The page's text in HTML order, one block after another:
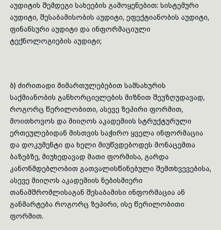
აუდიტის შემდეგი სახეების გამოყენებით: სისტემური
აუდიტი, შესაბამისობის აუდიტი, ეფექტიანობის აუდიტი,
ფინანსური აუდიტი და ინფორმაციული
ტექნოლოგიების აუდიტი;
ბ) ძირითადი მიმართულებებით სამსახურის
საქმიანობის განხორციელების მიზნით შეუზღუდავად,
როგორც წერილობითი, ასევე ზეპირი ფორმით,
მოითხოვოს და მიიღოს აკადემიის სტრუქტურული
ერთეულებიდან მისთვის საჭირო ყველა ინფორმაცია
და დოკუმენტი და ხელი მიუწვდებოდეს მონაცემთა
ბაზებზე, მიუხედავად მათი ფორმისა, გარდა
კანონმდებლობით გათვალისწინებული შემთხვევებისა,
ასევე მიიღოს აკადემიის ნებისმიერი
თანამშრომლისაგან შესაბამისი ინფორმაცია ან
განმარტება როგორც ზეპირი, ისე წერილობითი
ფორმით.